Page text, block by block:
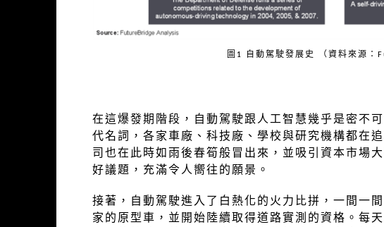
圖1 自動駕駛發展史 （資料來源
在這爆發期階段，自動駕駛跟人工智慧幾乎是密不
代名詞，各家車廠、科技廠、學校與研究機構都在
司也在此時如雨後春筍般冒出來，並吸引資本市場
好議題，充滿令人嚮往的願景。
接著，自動駕駛進入了白熱化的火力比拼，一間一
家的原型車，並開始陸續取得道路實測的資格。每